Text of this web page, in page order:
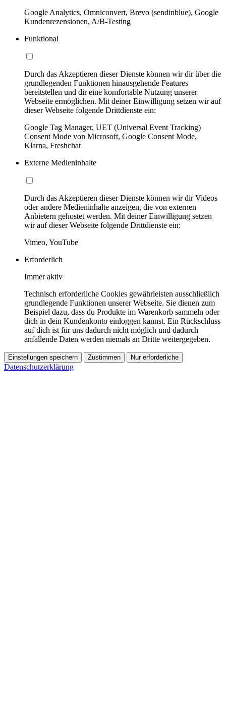
Google Analytics, Omniconvert, Brevo (sendinblue), Google
Kundenrezensionen, A/B-Testing
Funktional
Durch das Akzeptieren dieser Dienste können wir dir über die
grundlegenden Funktionen hinausgehende Features
bereitstellen und dir eine komfortable Nutzung unserer
Webseite ermöglichen. Mit deiner Einwilligung setzen wir auf
dieser Webseite folgende Drittdienste ein:
Google Tag Manager, UET (Universal Event Tracking)
Consent Mode von Microsoft, Google Consent Mode,
Klarna, Freshchat
Externe Medieninhalte
Durch das Akzeptieren dieser Dienste können wir dir Videos
oder andere Medieninhalte anzeigen, die von externen
Anbietern gehostet werden. Mit deiner Einwilligung setzen
wir auf dieser Webseite folgende Drittdienste ein:
Vimeo, YouTube
Erforderlich
Immer aktiv
Technisch erforderliche Cookies gewährleisten ausschließlich
grundlegende Funktionen unserer Webseite. Sie dienen zum
Beispiel dazu, dass du Produkte im Warenkorb sammeln oder
dich in dein Kundenkonto einloggen kannst. Ein Rückschluss
auf dich ist für uns dadurch nicht möglich und dadurch
anfallende Daten werden niemals an Dritte weitergegeben.
Einstellungen speichern Zustimmen Nur erforderliche
Datenschutzerklärung